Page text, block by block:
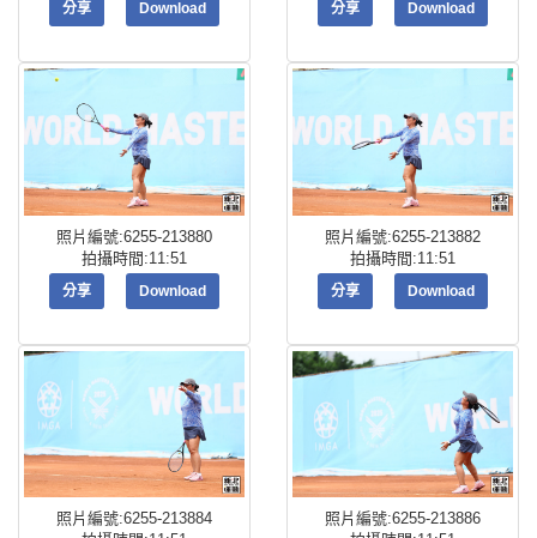
分享 Download 分享 Download
照片編號:6255-213880
拍攝時間:11:51
分享 Download
照片編號:6255-213882
拍攝時間:11:51
分享 Download
照片編號:6255-213884
照片編號:6255-213886